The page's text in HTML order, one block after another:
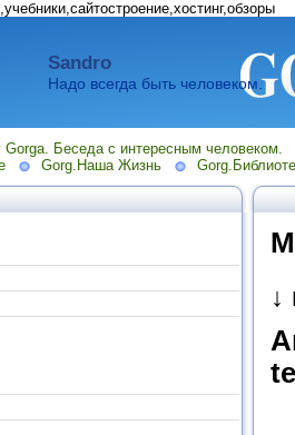
Sandro
Надо всегда быть человеком.
Gorga. Беседа с интересным человеком.
Gorg.Наша Жизнь